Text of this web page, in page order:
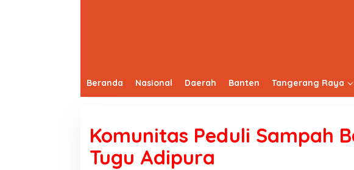
Beranda Nasional Daerah Banten Tangerang Raya
Komunitas Peduli Sampah
Tugu Adipura